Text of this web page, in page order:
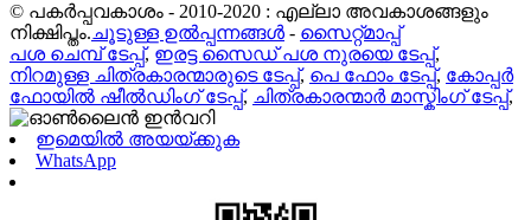
© പകർപ്പവകാശം - 2010-2020 : എല്ലാ അവകാശങ്ങളും
നിക്ഷിപ്തം. ചൂടുള്ള ഉൽപ്പന്നങ്ങൾ - സൈറ്റ്മാപ്പ്
പശ ചെമ്പ് ടേപ്പ്, ഇരട്ട സൈഡ് പശ നുരയെ ടേപ്പ്,
നിറമുള്ള ചിത്രകാരന്മാരുടെ ടേപ്പ്, പെ ഫോം ടേപ്പ്, കോപ്പർ
ഫോയിൽ ഷീൽഡിംഗ് ടേപ്പ്, ചിത്രകാരന്മാർ മാസ്കിംഗ് ടേപ്പ്,
ഇമെയിൽ അയയ്ക്കുക
WhatsApp